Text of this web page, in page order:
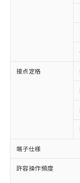
接点定格
端子仕様
許容操作頻度
※1 対応状
対応済
非含有に